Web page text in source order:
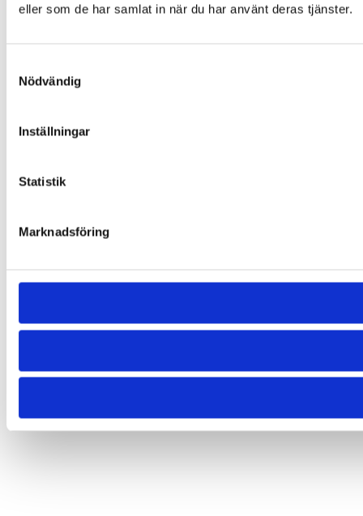
eller som de har samlat in när du har använt deras tjänster.
Nödvändig
Inställningar
Statistik
Marknadsföring